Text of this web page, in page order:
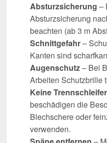
Absturzsicherung –
Absturzsicherung
beachten (ab 3 m
Schnittgefahr–
Kanten sind
Augenschutz– Bei
Arbeiten Schutzbrille
Keine Trennschleifer
beschädigen die
Blechschere oder
verwenden.